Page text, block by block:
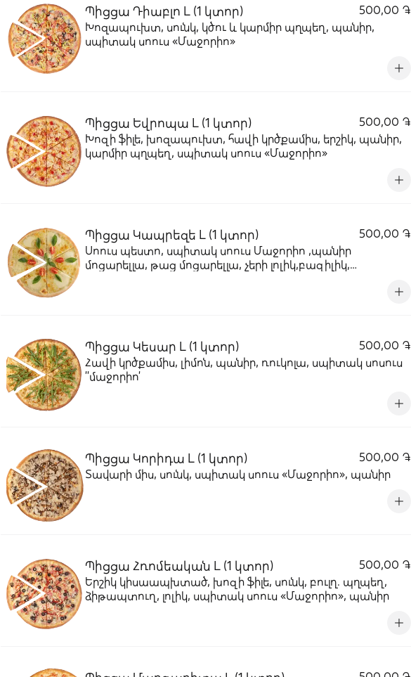
Պիցցա Դիաբլո L (1 կտոր)
500,00 ֏
Խոզապուխտ, սունկ, կծու և կարմիր պղպեղ, պանիր,
սպիտակ սոուս «Մաջորիո»
Պիցցա Եվրոպա L (1 կտոր)
500,00 ֏
Խոզի ֆիլե, խոզապուխտ, հավի կրծքամիս, երշիկ, պանիր,
կարմիր պղպեղ, սպիտակ սոուս «Մաջորիո»
Պիցցա Կապրեզե L (1 կտոր)
500,00 ֏
Սոուս պեստո, սպիտակ սոուս Մաջորիո ,պանիր
մոցարելլա, թաց մոցարելլա, չերի լոլիկ,բազիլիկ,
Պիցցա Կեսար L (1 կտոր)
500,00 ֏
Հավի կրծքամիս, լիմոն, պանիր, ռուկոլա, սպիտակ սոսուս
՛՛մաջորիո՛
Պիցցա Կորիդա L (1 կտոր)
500,00 ֏
Տավարի միս, սունկ, սպիտակ սոուս «Մաջորիո», պանիր
Պիցցա Հռոմեական L (1 կտոր)
500,00 ֏
Երշիկ կիսաապխտած, խոզի ֆիլե, սունկ, բուլղ. պղպեղ,
ձիթապտուղ, լոլիկ, սպիտակ սոուս «Մաջորիո», պանիր